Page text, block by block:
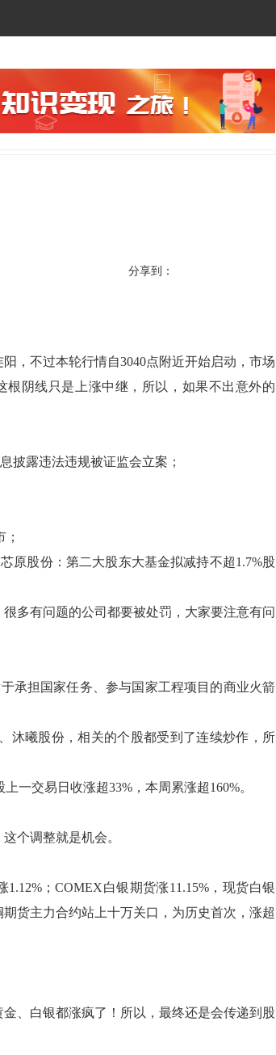
分享到：
，不过本轮行情自3040点附近开始启动，市场
阴线只是上涨中继，所以，如果不出意外的
披露违法违规被证监会立案；
原股份：第二大股东大基金拟减持不超1.7%股
多有问题的公司都要被处罚，大家要注意有问
承担国家任务、参与国家工程项目的商业火箭
沐曦股份，相关的个股都受到了连续炒作，所
一交易日收涨超33%，本周累涨超160%。
个调整就是机会。
；COMEX白银期货涨11.15%，现货白银
货主力合约站上十万关口，为历史首次，涨超
、白银都涨疯了！所以，最终还是会传递到股